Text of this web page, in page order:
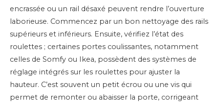
encrassée ou un rail désaxé peuvent rendre l’ouverture
laborieuse. Commencez par un bon nettoyage des rails
supérieurs et inférieurs. Ensuite, vérifiez l’état des
roulettes ; certaines portes coulissantes, notamment
celles de Somfy ou Ikea, possèdent des systèmes de
réglage intégrés sur les roulettes pour ajuster la
hauteur. C’est souvent un petit écrou ou une vis qui
permet de remonter ou abaisser la porte, corrigeant